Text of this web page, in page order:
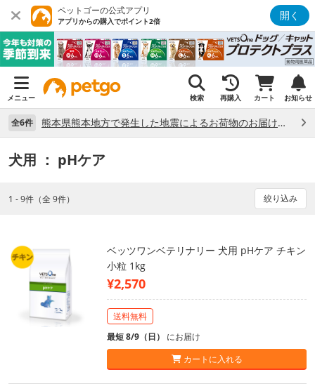
ペットゴーの公式アプリ
アプリからの購入でポイント2倍 開く
メニュー 検索 再購入 カート お知らせ
全6件 熊本県熊本地方で発生した地震によるお荷物のお届け状況について （7/28）
犬用 ： pHケア
1 - 9件（全 9件） 絞り込み
ベッツワンベテリナリー 犬用 pHケア チキン
小粒 1kg
¥2,570
送料無料
最短 8/9（日） にお届け
カートに入れる